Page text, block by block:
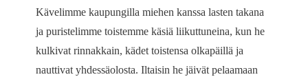
Kävelimme kaupungilla miehen kanssa lasten takana
ja puristelimme toistemme käsiä liikuttuneina, kun he
kulkivat rinnakkain, kädet toistensa olkapäillä ja
nauttivat yhdessäolosta. Iltaisin he jäivät pelaamaan